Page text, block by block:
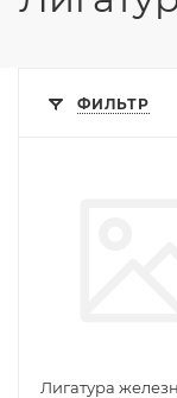
ФИЛЬТР
Лигатура